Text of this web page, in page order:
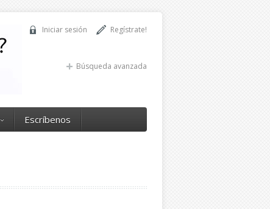
Regístrate!
Iniciar sesión
Búsqueda avanzada
Escríbenos